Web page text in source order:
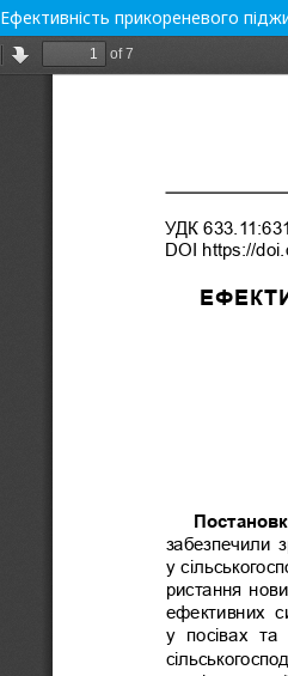
Ефективність прикореневого